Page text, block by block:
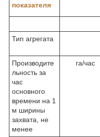
показателя
Тип агрегата
Производите
льность за
час
основного
времени на 1
м ширины
захвата, не
менее
га/час